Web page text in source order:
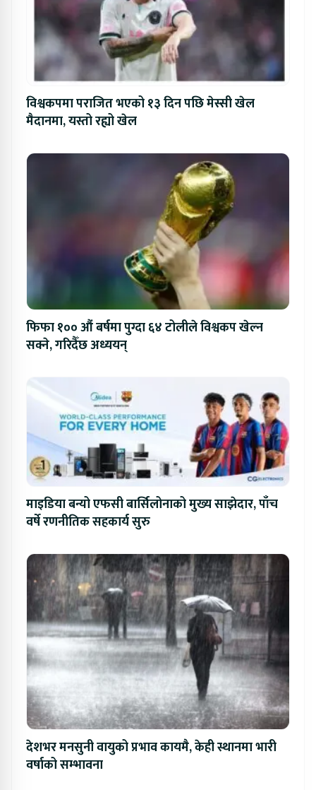
विश्वकपमा पराजित भएको १३ दिन पछि मेस्सी खेल
मैदानमा, यस्तो रह्यो खेल
फिफा १०० औं बर्षमा पुग्दा ६४ टोलीले विश्वकप खेल्न
सक्ने, गरिदैँछ अध्ययन्
माइडिया बन्यो एफसी बार्सिलोनाको मुख्य साझेदार, पाँच
वर्षे रणनीतिक सहकार्य सुरु
देशभर मनसुनी वायुको प्रभाव कायमै, केही स्थानमा भारी
वर्षाको सम्भावना